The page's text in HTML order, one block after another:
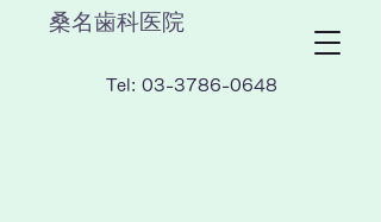
桑名歯科医院
Tel: 03-3786-0648